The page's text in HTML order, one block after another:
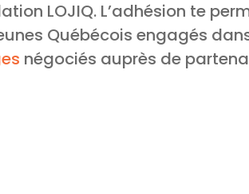
LOJIQ. L’adhésion te
Québécois engagés
négociés auprès de